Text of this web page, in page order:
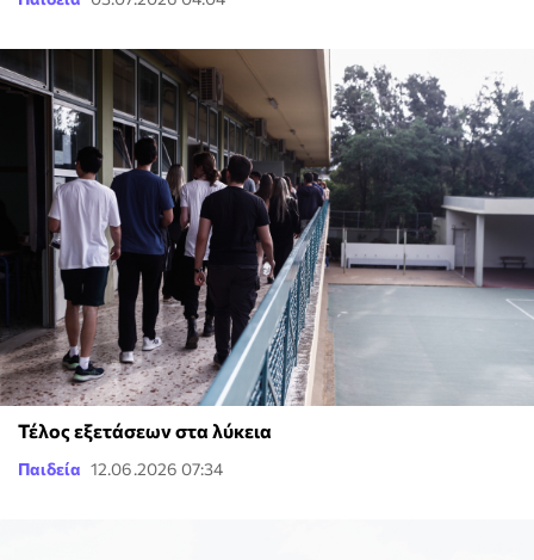
Τέλος εξετάσεων στα λύκεια
Παιδεία 12.06.2026 07:34